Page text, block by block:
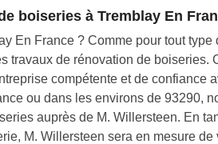
boiseries à Tremblay En
En France ? Comme pour tout type
travaux de rénovation de boiseries.
compétente et de confiance
ou dans les environs de 93290,
auprès de M. Willersteen. En
M. Willersteen sera en mesure de